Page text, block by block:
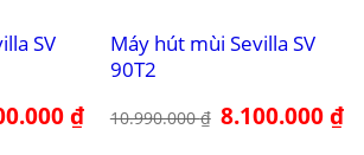
SV
₫Giá
hiện
Máy hút mùi Sevilla SV
90T2
10.990.000₫ Giá
gốc
8.100.000₫